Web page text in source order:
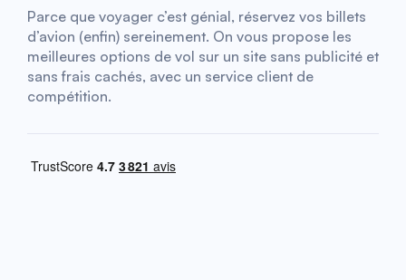
Parce que voyager c’est génial, réservez vos billets
d’avion (enfin) sereinement. On vous propose les
meilleures options de vol sur un site sans publicité et
sans frais cachés, avec un service client de
compétition.